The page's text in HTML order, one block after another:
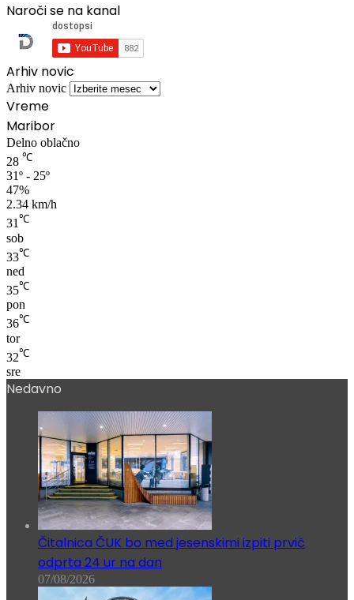
Naroči se na kanal
Arhiv novic
Arhiv novic
Vreme
Maribor
Delno oblačno
28 ℃
31º - 25º
47%
2.34 km/h
31℃
sob
33℃
ned
35℃
pon
36℃
tor
32℃
sre
Nedavno
Čitalnica ČUK bo med jesenskimi izpiti prvič
odprta 24 ur na dan
07/08/2026